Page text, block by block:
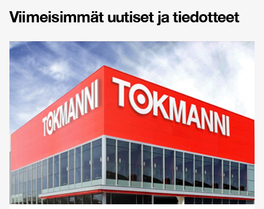
Viimeisimmät uutiset ja tiedotteet